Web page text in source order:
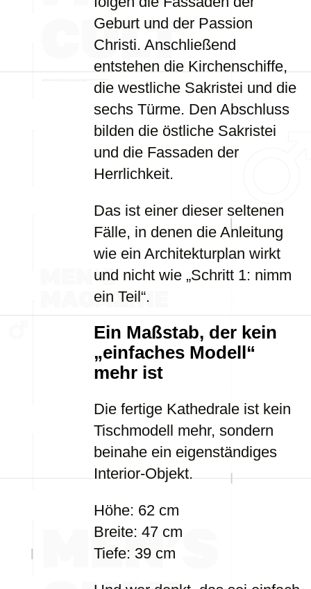
Geburt und der Passion
Christi. Anschließend
entstehen die Kirchenschiffe,
die westliche Sakristei und die
sechs Türme. Den Abschluss
bilden die östliche Sakristei
und die Fassaden der
Herrlichkeit.
Das ist einer dieser seltenen
Fälle, in denen die Anleitung
wie ein Architekturplan wirkt
und nicht wie „Schritt 1: nimm
ein Teil“.
Ein Maßstab, der kein
„einfaches Modell“
mehr ist
Die fertige Kathedrale ist kein
Tischmodell mehr, sondern
beinahe ein eigenständiges
Interior-Objekt.
Höhe: 62 cm
Breite: 47 cm
Tiefe: 39 cm